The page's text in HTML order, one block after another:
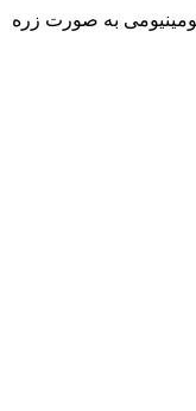
و آلومینیومی به صورت زره